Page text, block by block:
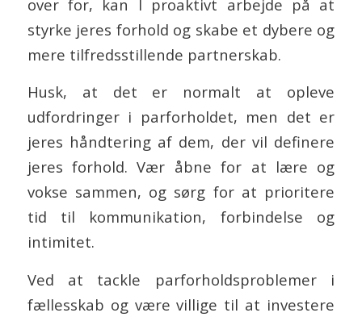
over for, kan I proaktivt arbejde på at
styrke jeres forhold og skabe et dybere og
mere tilfredsstillende partnerskab.
Husk, at det er normalt at opleve
udfordringer i parforholdet, men det er
jeres håndtering af dem, der vil definere
jeres forhold. Vær åbne for at lære og
vokse sammen, og sørg for at prioritere
tid til kommunikation, forbindelse og
intimitet.
Ved at tackle parforholdsproblemer i
fællesskab og være villige til at investere